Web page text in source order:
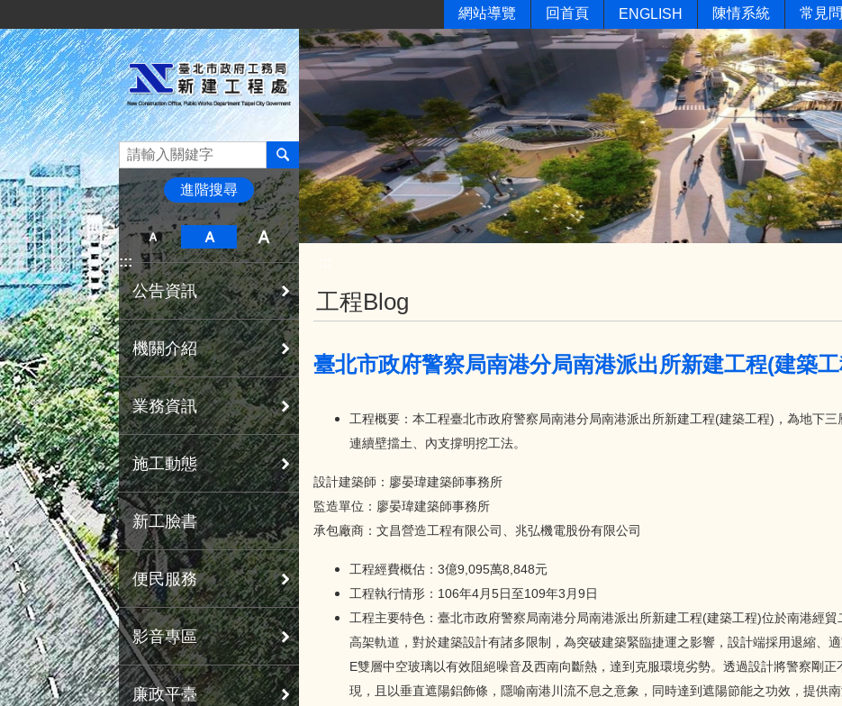
網站導覽 回首頁 ENGLISH 陳情系統 常見
進階搜尋
:::
公告資訊
機關介紹
業務資訊
施工動態
新工臉書
便民服務
影音專區
廉政平臺
工程Blog
臺北市政府警察局南港分局南港派出所新建工程(建築
工程概要：本工程臺北市政府警察局南港分局南港派出所新建工程(建築工程)，為地下
連續壁擋土、內支撐明挖工法。
設計建築師：廖晏瑋建築師事務所
監造單位：廖晏瑋建築師事務所
承包廠商：文昌營造工程有限公司、兆弘機電股份有限公司
工程經費概估：3億9,095萬8,848元
工程執行情形：106年4月5日至109年3月9日
工程主要特色：臺北市政府警察局南港分局南港派出所新建工程(建築工程)位於南港經
高架軌道，對於建築設計有諸多限制，為突破建築緊臨捷運之影響，設計端採用退縮、
E雙層中空玻璃以有效阻絕噪音及西南向斷熱，達到克服環境劣勢。透過設計將警察剛
現，且以垂直遮陽鋁飾條，隱喻南港川流不息之意象，同時達到遮陽節能之功效，提供